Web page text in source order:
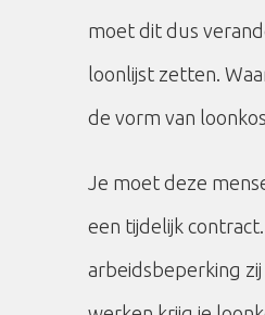
moet dit dus
loonlijst zetten.
de vorm van
Je moet deze
een tijdelijk
arbeidsbeperking